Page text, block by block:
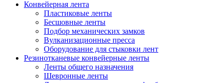
Конвейерная лента
Пластиковые ленты
Бесшовные ленты
Подбор механических замков
Вулканизационные пресса
Оборудование для стыковки лент
Резинотканевые конвейерные ленты
Ленты общего назначения
Шевронные ленты